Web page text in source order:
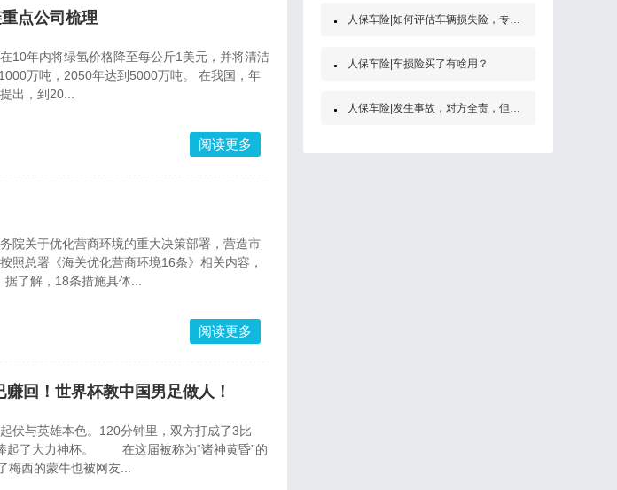
点公司梳理
10年内将绿氢价格降至每公斤1美元，并将清洁
万吨，2050年达到5000万吨。 在我国，年
出，到20...
阅读更多
关于优化营商环境的重大决策部署，营造市
照总署《海关优化营商环境16条》相关内容，
了解，18条措施具体...
阅读更多
回！世界杯教中国男足做人！
与英雄本色。120分钟里，双方打成了3比
起了大力神杯。 在这届被称为“诸神黄昏”的
梅西的蒙牛也被网友...
人保车险|如何评估车辆损失险，专家为你解答
人保车险|车损险买了有啥用？
人保车险|发生事故，对方全责，但是他没买保险怎么办？